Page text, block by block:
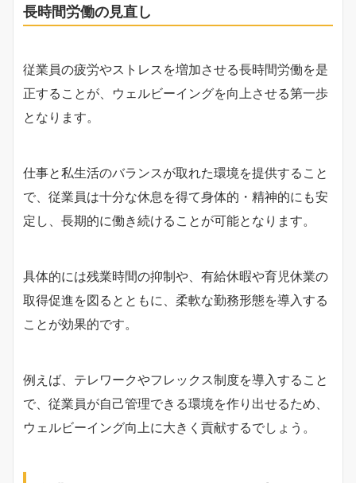
長時間労働の見直し
従業員の疲労やストレスを増加させる長時間労働を是
正することが、ウェルビーイングを向上させる第一歩
となります。
仕事と私生活のバランスが取れた環境を提供すること
で、従業員は十分な休息を得て身体的・精神的にも安
定し、長期的に働き続けることが可能となります。
具体的には残業時間の抑制や、有給休暇や育児休業の
取得促進を図るとともに、柔軟な勤務形態を導入する
ことが効果的です。
例えば、テレワークやフレックス制度を導入すること
で、従業員が自己管理できる環境を作り出せるため、
ウェルビーイング向上に大きく貢献するでしょう。